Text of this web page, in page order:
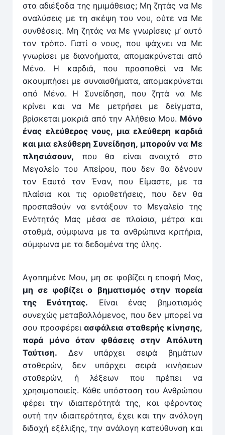
στα αδιέξοδα της ημιμάθειας; Μη ζητάς να Με
αναλύσεις με τη σκέψη του νου, ούτε να Με
συνθέσεις. Μη ζητάς να Με γνωρίσεις μ’ αυτό
τον τρόπο. Γιατί ο νους, που ψάχνει να Με
γνωρίσει με διανοήματα, απομακρύνεται από
Μένα. Η καρδιά, που προσπαθεί να Με
ακουμπήσει με συναισθήματα, απομακρύνεται
από Μένα. Η Συνείδηση, που ζητά να Με
κρίνει και να Με μετρήσει με δείγματα,
βρίσκεται μακριά από την Αλήθεια Μου. Μόνο
ένας ελεύθε­ρος νους, μια ελεύθερη καρδιά
και μια ελεύθερη Συνείδη­ση, μπορούν να Με
πλησιάσουν, που θα είναι ανοιχτά στο
Μεγαλείο του Απείρου, που δεν θα δένουν
τον Εαυτό τον Έναν, που Είμαστε, με τα
πλαίσια και τις οριοθετήσεις, που δεν θα
προσπαθούν να εντάξουν το Μεγαλείο της
Ενότη­τάς Μας μέσα σε πλαίσια, μέτρα και
σταθμά, σύμφωνα με τα ανθρώπινα κριτήρια,
σύμφωνα με τα δεδομένα της ύλης.
Αγαπημένε Μου, μη σε φοβίζει η επαφή Μας,
μη σε φοβίζει ο βηματισμός στην πορεία
της Ενότητας. Είναι ένας βηματισμός
συνεχώς μεταβαλλόμενος, που δεν μπο­ρεί να
σου προσφέρειασφάλεια σταθερής κίνησης,
παρά μόνο όταν φθάσεις στην Απόλυτη
Ταύτιση. Δεν υπάρχει σειρά βημάτων
σταθερών, δεν υπάρχει σειρά κινήσεων
σταθερών, ή λέξεων που πρέπει να
χρησιμοποιείς. Κάθε υπόσταση του Ανθρώπου
φέρει την ιδιαιτερότητά της, και φέροντας
αυτή την ιδιαιτερότητα, έχει και την ανάλογη
διδαχή εξέλιξης, την ανάλογη κατεύθυνση και